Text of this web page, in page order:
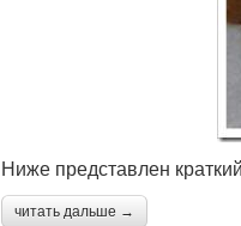
Ниже представлен
читать дальше →